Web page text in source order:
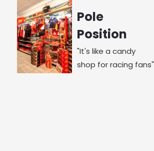
Pole
Position
"It's like a candy
shop for racing fans"